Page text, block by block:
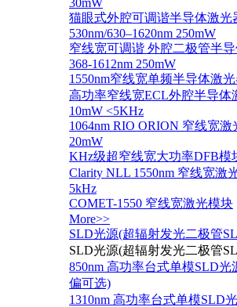
30mW
猫眼式外腔可调谐半导体激光
530nm/630–1620nm 250mW
窄线宽可调谐 外腔二极管半
368-1612nm 250mW
1550nm窄线宽单频半导体激
高功率窄线宽ECL外腔半导体
10mW <5KHz
1064nm RIO ORION 窄线宽
20mW
KHz级超窄线宽大功率DFB模
Clarity NLL 1550nm 窄线宽激
5kHz
COMET-1550 窄线宽激光模块
More>>
SLD光源(超辐射发光二极管
SLD光源(超辐射发光二极管
850nm 高功率台式单模SLD光
偏可选)
1310nm 高功率台式单模SLD